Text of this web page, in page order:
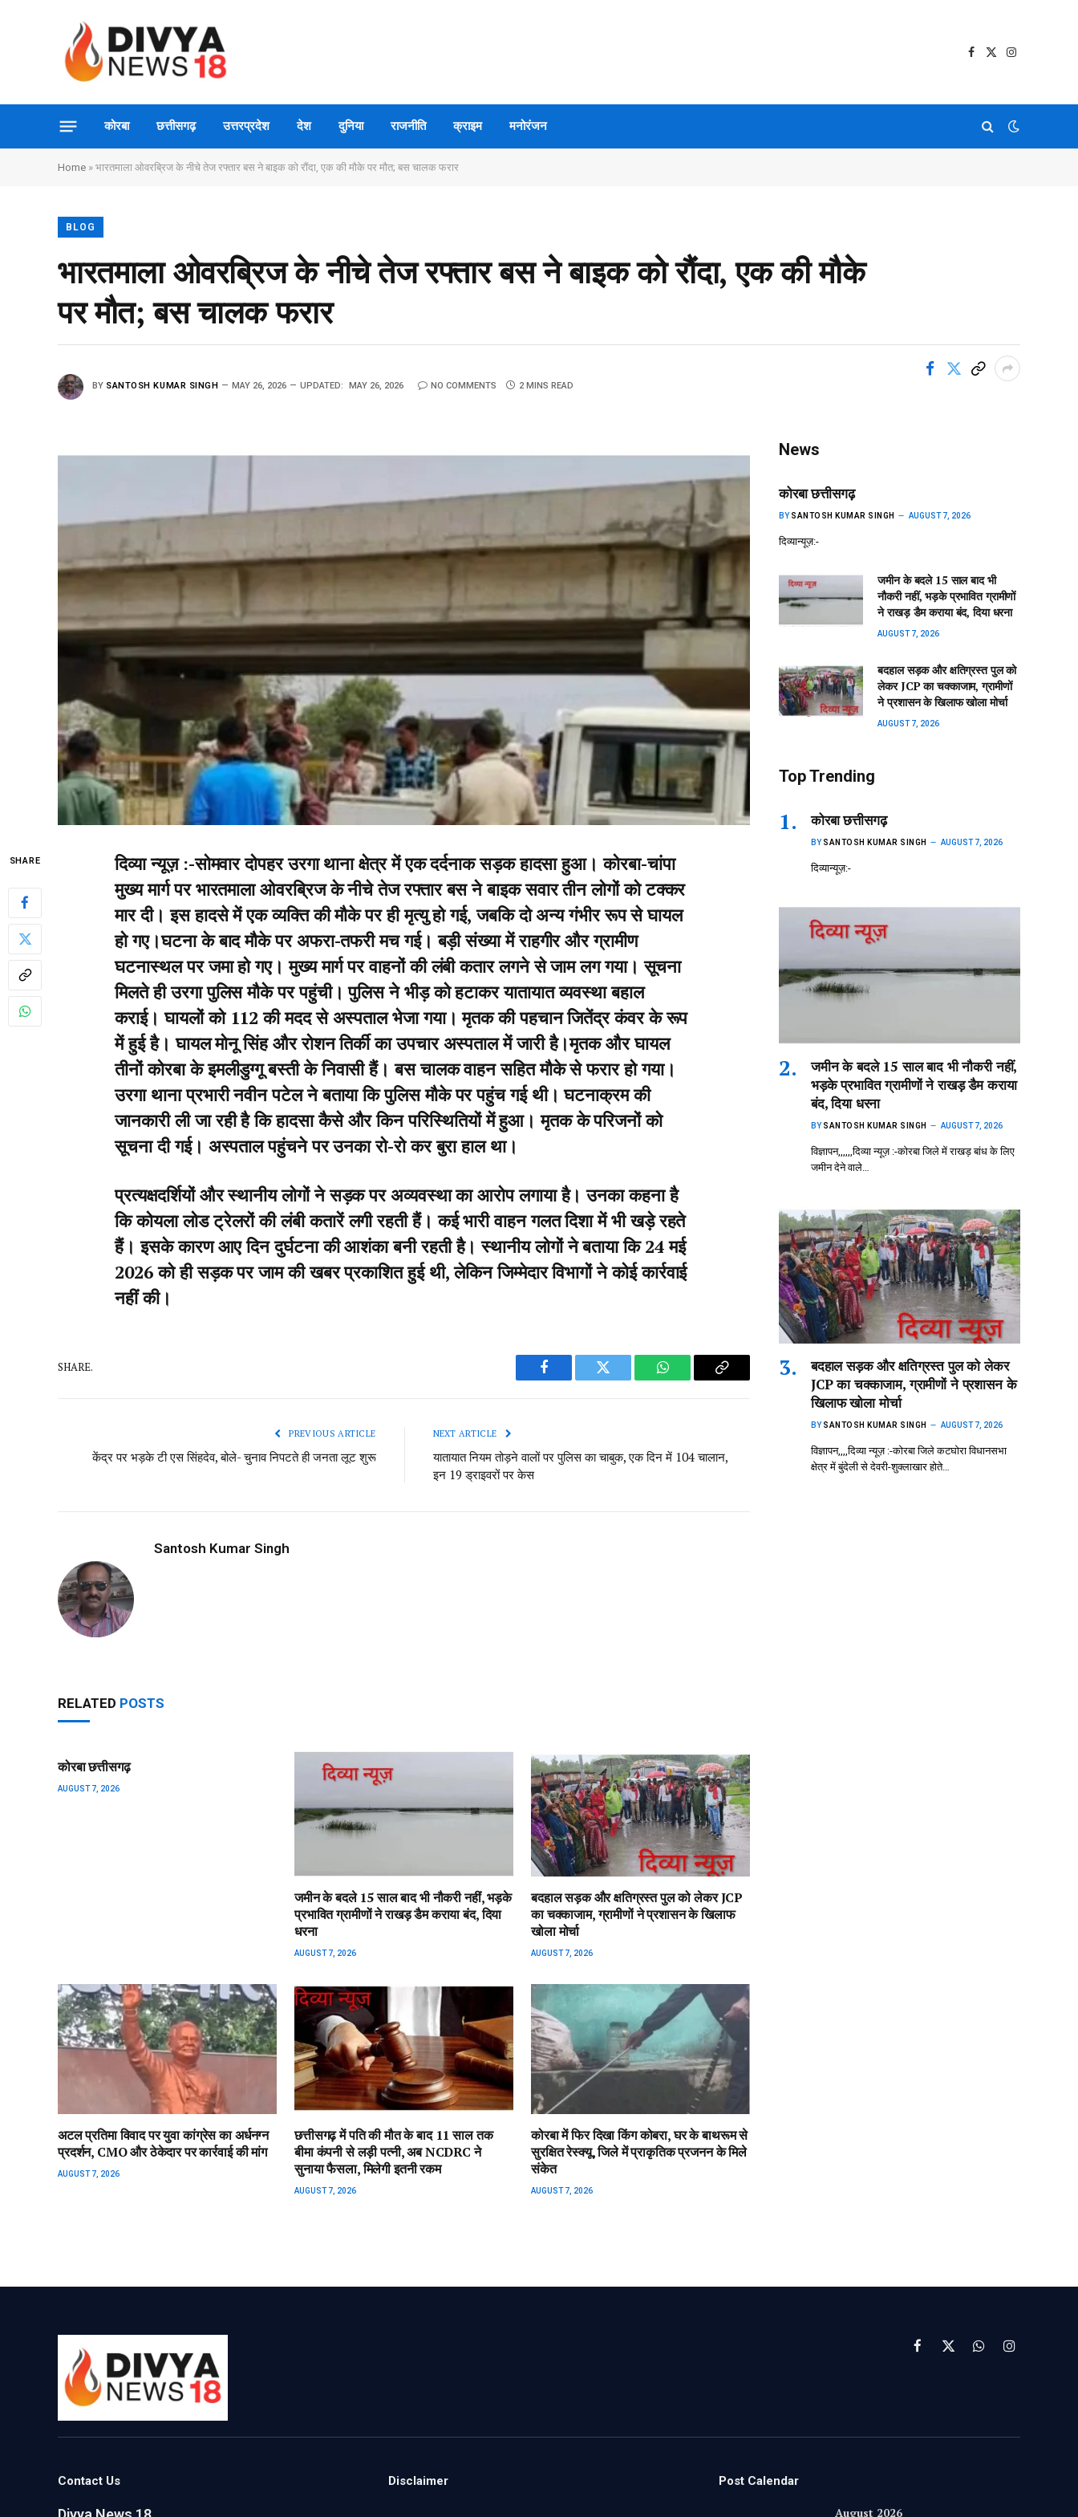
Facebook
X
Instagram
कोरबा छत्तीसगढ़ उत्तरप्रदेश देश दुनिया राजनीति क्राइम मनोरंजन
Home » भारतमाला ओवरब्रिज के नीचे तेज रफ्तार बस ने बाइक को रौंदा, एक की मौके पर मौत; बस चालक फरार
BLOG
भारतमाला ओवरब्रिज के नीचे तेज रफ्तार बस ने बाइक को रौंदा, एक की मौके
पर मौत; बस चालक फरार
BY SANTOSH KUMAR SINGH MAY 26, 2026 UPDATED: MAY 26, 2026 NO COMMENTS 2 MINS READ
SHARE
दिव्या न्यूज़ :-सोमवार दोपहर उरगा थाना क्षेत्र में एक दर्दनाक सड़क हादसा हुआ। कोरबा-चांपा
मुख्य मार्ग पर भारतमाला ओवरब्रिज के नीचे तेज रफ्तार बस ने बाइक सवार तीन लोगों को टक्कर
मार दी। इस हादसे में एक व्यक्ति की मौके पर ही मृत्यु हो गई, जबकि दो अन्य गंभीर रूप से घायल
हो गए।घटना के बाद मौके पर अफरा-तफरी मच गई। बड़ी संख्या में राहगीर और ग्रामीण
घटनास्थल पर जमा हो गए। मुख्य मार्ग पर वाहनों की लंबी कतार लगने से जाम लग गया। सूचना
मिलते ही उरगा पुलिस मौके पर पहुंची। पुलिस ने भीड़ को हटाकर यातायात व्यवस्था बहाल
कराई। घायलों को 112 की मदद से अस्पताल भेजा गया। मृतक की पहचान जितेंद्र कंवर के रूप
में हुई है। घायल मोनू सिंह और रोशन तिर्की का उपचार अस्पताल में जारी है।मृतक और घायल
तीनों कोरबा के इमलीडुग्गू बस्ती के निवासी हैं। बस चालक वाहन सहित मौके से फरार हो गया।
उरगा थाना प्रभारी नवीन पटेल ने बताया कि पुलिस मौके पर पहुंच गई थी। घटनाक्रम की
जानकारी ली जा रही है कि हादसा कैसे और किन परिस्थितियों में हुआ। मृतक के परिजनों को
सूचना दी गई। अस्पताल पहुंचने पर उनका रो-रो कर बुरा हाल था।
प्रत्यक्षदर्शियों और स्थानीय लोगों ने सड़क पर अव्यवस्था का आरोप लगाया है। उनका कहना है
कि कोयला लोड ट्रेलरों की लंबी कतारें लगी रहती हैं। कई भारी वाहन गलत दिशा में भी खड़े रहते
हैं। इसके कारण आए दिन दुर्घटना की आशंका बनी रहती है। स्थानीय लोगों ने बताया कि 24 मई
2026 को ही सड़क पर जाम की खबर प्रकाशित हुई थी, लेकिन जिम्मेदार विभागों ने कोई कार्रवाई
नहीं की।
SHARE.
Facebook Twitter WhatsAppCopy
PREVIOUS ARTICLE
केंद्र पर भड़के टी एस सिंहदेव, बोले- चुनाव निपटते ही जनता लूट शुरू
NEXT ARTICLE
यातायात नियम तोड़ने वालों पर पुलिस का चाबुक, एक दिन में 104 चालान,
इन 19 ड्राइवरों पर केस
Santosh Kumar Singh
RELATED POSTS
कोरबा छत्तीसगढ़
AUGUST 7, 2026
जमीन के बदले 15 साल बाद भी नौकरी नहीं, भड़के
प्रभावित ग्रामीणों ने राखड़ डैम कराया बंद, दिया
धरना
AUGUST 7, 2026
बदहाल सड़क और क्षतिग्रस्त पुल को लेकर JCP
का चक्काजाम, ग्रामीणों ने प्रशासन के खिलाफ
खोला मोर्चा
AUGUST 7, 2026
अटल प्रतिमा विवाद पर युवा कांग्रेस का अर्धनग्न
प्रदर्शन, CMO और ठेकेदार पर कार्रवाई की मांग
AUGUST 7, 2026
छत्तीसगढ़ में पति की मौत के बाद 11 साल तक
बीमा कंपनी से लड़ी पत्नी, अब NCDRC ने
सुनाया फैसला, मिलेगी इतनी रकम
AUGUST 7, 2026
कोरबा में फिर दिखा किंग कोबरा, घर के बाथरूम से
सुरक्षित रेस्क्यू, जिले में प्राकृतिक प्रजनन के मिले
संकेत
AUGUST 7, 2026
News
कोरबा छत्तीसगढ़
BY SANTOSH KUMAR SINGH AUGUST 7, 2026
दिव्यान्यूज़:-
जमीन के बदले 15 साल बाद भी
नौकरी नहीं, भड़के प्रभावित ग्रामीणों
ने राखड़ डैम कराया बंद, दिया धरना
AUGUST 7, 2026
बदहाल सड़क और क्षतिग्रस्त पुल को
लेकर JCP का चक्काजाम, ग्रामीणों
ने प्रशासन के खिलाफ खोला मोर्चा
AUGUST 7, 2026
Top Trending
कोरबा छत्तीसगढ़
BY SANTOSH KUMAR SINGH AUGUST 7, 2026
दिव्यान्यूज़:-
जमीन के बदले 15 साल बाद भी नौकरी नहीं,
भड़के प्रभावित ग्रामीणों ने राखड़ डैम कराया
बंद, दिया धरना
BY SANTOSH KUMAR SINGH AUGUST 7, 2026
विज्ञापन,,,,,,दिव्या न्यूज़ :-कोरबा जिले में राखड़ बांध के लिए
जमीन देने वाले…
बदहाल सड़क और क्षतिग्रस्त पुल को लेकर
JCP का चक्काजाम, ग्रामीणों ने प्रशासन के
खिलाफ खोला मोर्चा
BY SANTOSH KUMAR SINGH AUGUST 7, 2026
विज्ञापन,,,,दिव्या न्यूज़ :-कोरबा जिले कटघोरा विधानसभा
क्षेत्र में बुंदेली से देवरी-शुक्लाखार होते…
Facebook
X
WhatsAppInstagram
Contact Us Disclaimer Post Calendar
August 2026